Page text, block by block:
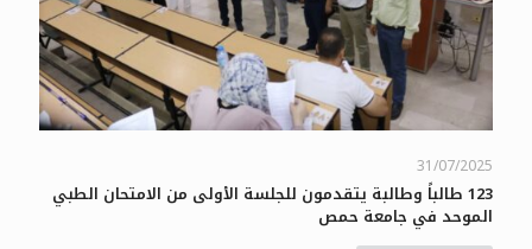
31/07/2025
123 طالباً وطالبة يتقدمون للجلسة الأولى من الامتحان الطبي
الموحد في جامعة حمص